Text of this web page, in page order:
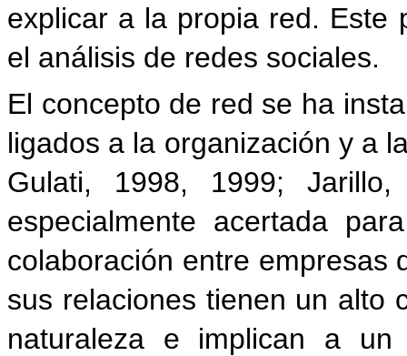
explicar a la propia red. Este
el análisis de redes sociales.
El concepto de red se ha
ligados a la organización y a
Gulati, 1998, 1999;
especialmente acertada
colaboración entre empresas
sus relaciones tienen un alto
naturaleza e implican a